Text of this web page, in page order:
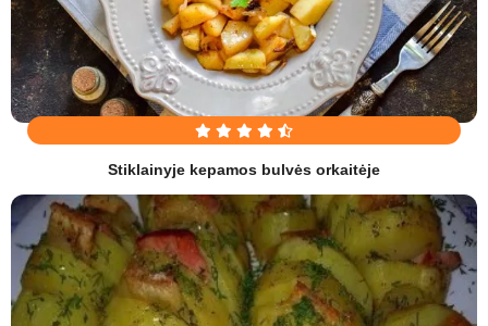
Stiklainyje kepamos bulvės orkaitėje